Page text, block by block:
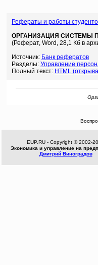
Рефераты и работы
ОРГАНИЗАЦИЯ СИСТЕМЫ
(Реферат, Word, 28,1 Кб в
Источник: Банк рефератов
Разделы: Управление
Полный текст: HTML
EUP.RU - Copyright © 2002-
Экономика и управление на
Дмитрий Виноградов